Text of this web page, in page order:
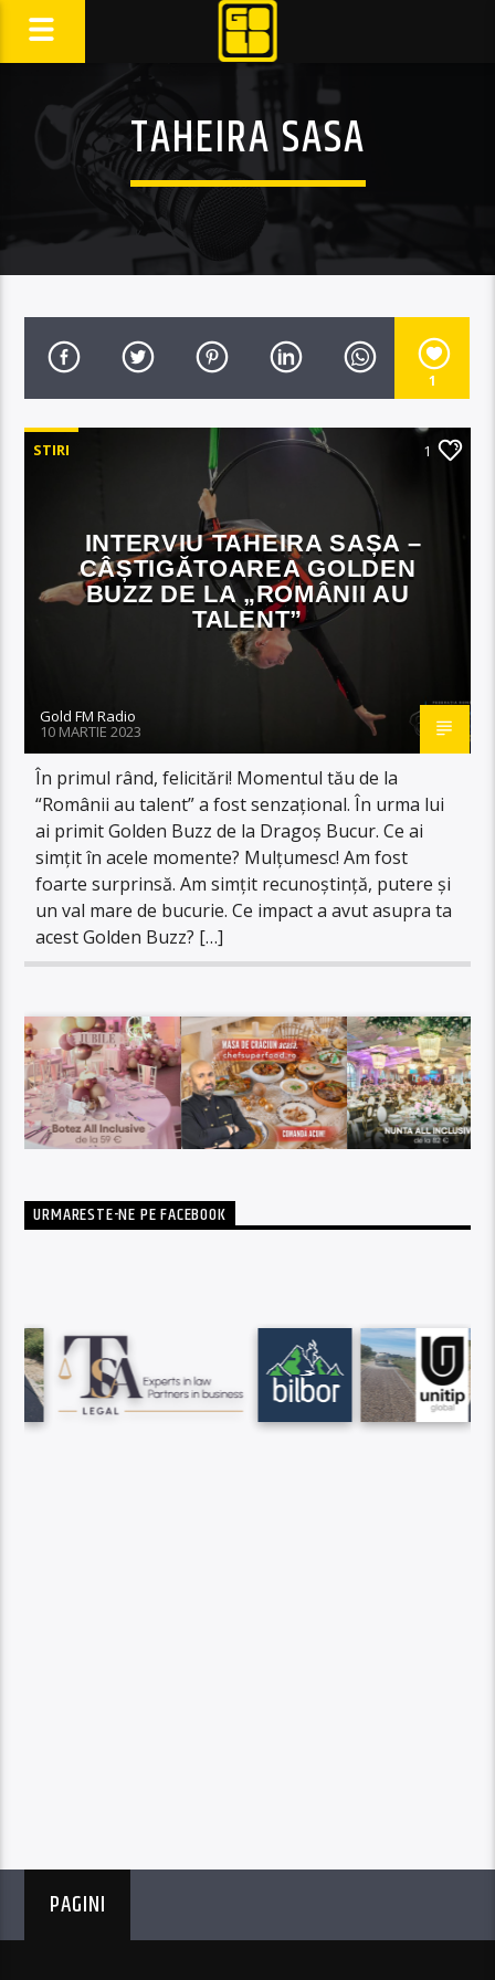
TAHEIRA SASA
1
STIRI 1
INTERVIU TAHEIRA SAȘA –
CÂȘTIGĂTOAREA GOLDEN
BUZZ DE LA „ROMÂNII AU
TALENT”
Gold FM Radio
10 MARTIE 2023
În primul rând, felicitări! Momentul tău de la
“Românii au talent” a fost senzațional. În urma lui
ai primit Golden Buzz de la Dragoș Bucur. Ce ai
simțit în acele momente? Mulțumesc! Am fost
foarte surprinsă. Am simțit recunoștință, putere și
un val mare de bucurie. Ce impact a avut asupra ta
acest Golden Buzz? […]
URMARESTE-NE PE FACEBOOK
PAGINI